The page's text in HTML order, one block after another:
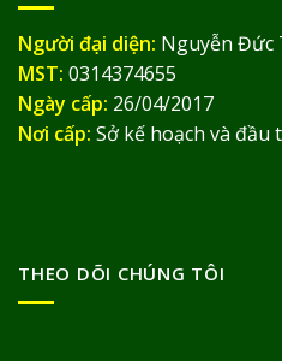
Người đại diện: Nguyễn Đức
MST: 0314374655
Ngày cấp: 26/04/2017
Nơi cấp: Sở kế hoạch và đầu
THEO DÕI CHÚNG TÔI